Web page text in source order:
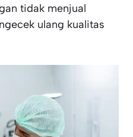
tidak menjual
ulang kualitas